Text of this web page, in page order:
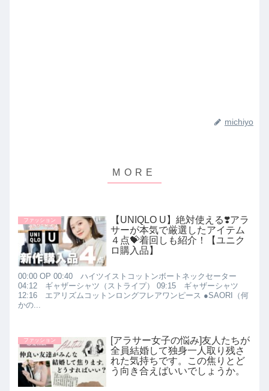
michiyo
ファッション
【UNIQLO U】絶対使える❣️アラ
サーが本気で厳選したアイテム
４点💝着回しも紹介！【ユニク
ロ購入品】
00:00 OP 00:40 ハイツイストコットンボートネックセーター
04:12 ギャザーシャツ（ストライプ） 09:15 ギャザーシャツ
12:16 エアリズムコットンロングフレアワンピース ●SAORI（何
かの...
ファッション
[アラサー女子の悩み]友人たちが
全員結婚して独身一人取り残さ
れた気持ちです。この焦りとど
う向き合えばいいでしょうか。